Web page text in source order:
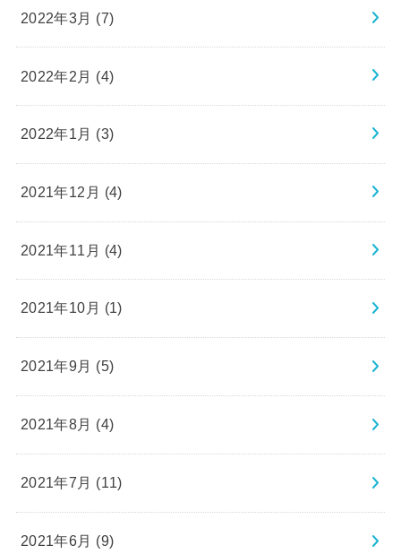
2022年3月 (7)
2022年2月 (4)
2022年1月 (3)
2021年12月 (4)
2021年11月 (4)
2021年10月 (1)
2021年9月 (5)
2021年8月 (4)
2021年7月 (11)
2021年6月 (9)